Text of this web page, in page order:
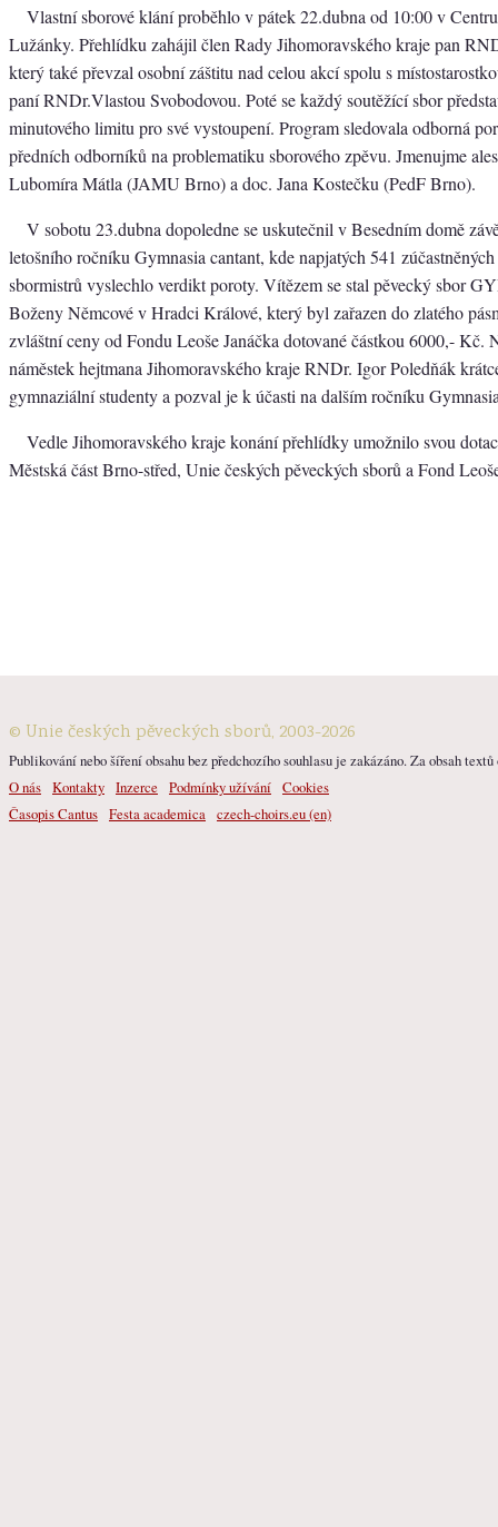
Vlastní sborové klání proběhlo v pátek 22.dubna od 10:00 v
Lužánky. Přehlídku zahájil člen Rady Jihomoravského kraje pan
který také převzal osobní záštitu nad celou akcí spolu s
paní RNDr.Vlastou Svobodovou. Poté se každý soutěžící sbor
minutového limitu pro své vystoupení. Program sledovala odborná
předních odborníků na problematiku sborového zpěvu. Jmenujme
Lubomíra Mátla (JAMU Brno) a doc. Jana Kostečku (PedF Brno).
V sobotu 23.dubna dopoledne se uskutečnil v Besedním domě
letošního ročníku Gymnasia cantant, kde napjatých 541
sbormistrů vyslechlo verdikt poroty. Vítězem se stal pěvecký sbor
Boženy Němcové v Hradci Králové, který byl zařazen do zlatého
zvláštní ceny od Fondu Leoše Janáčka dotované částkou 6000,- Kč.
náměstek hejtmana Jihomoravského kraje RNDr. Igor Poledňák
gymnaziální studenty a pozval je k účasti na dalším ročníku
Vedle Jihomoravského kraje konání přehlídky umožnilo svou
Městská část Brno-střed, Unie českých pěveckých sborů a Fond
© Unie českých pěveckých sborů, 2003-2026
Publikování nebo šíření obsahu bez předchozího souhlasu je zakázáno. Za obsah
O nás Kontakty Inzerce Podmínky užívání Cookies
Časopis Cantus Festa academica czech-choirs.eu (en)